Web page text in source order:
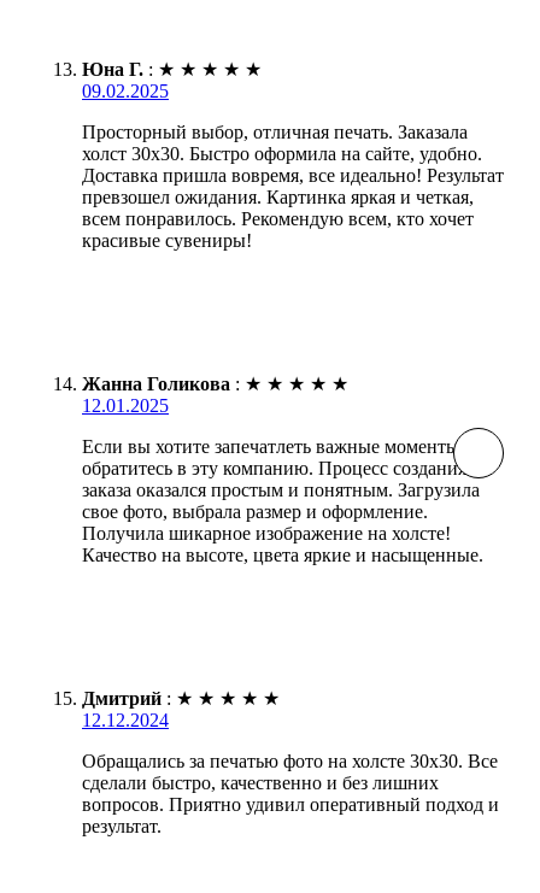
Юна Г. : ★ ★ ★ ★ ★
09.02.2025
Просторный выбор, отличная печать. Заказала
холст 30х30. Быстро оформила на сайте, удобно.
Доставка пришла вовремя, все идеально! Результат
превзошел ожидания. Картинка яркая и четкая,
всем понравилось. Рекомендую всем, кто хочет
красивые сувениры!
Жанна Голикова : ★ ★ ★ ★ ★
12.01.2025
Если вы хотите запечатлеть важные моменты,
обратитесь в эту компанию. Процесс создания
заказа оказался простым и понятным. Загрузила
свое фото, выбрала размер и оформление.
Получила шикарное изображение на холсте!
Качество на высоте, цвета яркие и насыщенные.
Дмитрий : ★ ★ ★ ★ ★
12.12.2024
Обращались за печатью фото на холсте 30х30. Все
сделали быстро, качественно и без лишних
вопросов. Приятно удивил оперативный подход и
результат.